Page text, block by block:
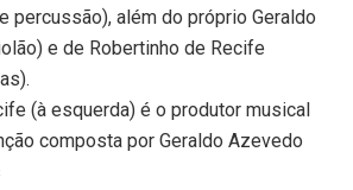
percussão), além do próprio Geraldo
e de Robertinho de Recife
(à esquerda) é o produtor musical
composta por Geraldo Azevedo